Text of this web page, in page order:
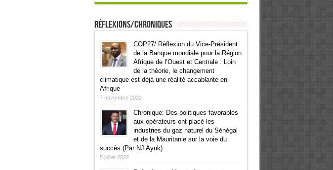
Réflexions/Chroniques
COP27/ Réflexion du Vice-Président
de la Banque mondiale pour la Région
Afrique de l’Ouest et Centrale : Loin
de la théorie, le changement
climatique est déjà une réalité accablante en
Afrique
7 novembre 2022
Chronique: Des politiques favorables
aux opérateurs ont placé les
industries du gaz naturel du Sénégal
et de la Mauritanie sur la voie du
succès (Par NJ Ayuk)
5 juillet 2022